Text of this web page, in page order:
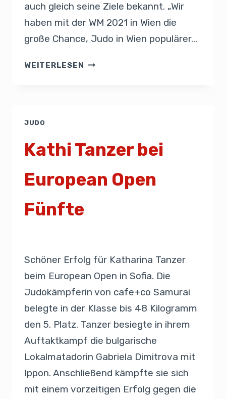
auch gleich seine Ziele bekannt. „Wir
haben mit der WM 2021 in Wien die
große Chance, Judo in Wien populärer…
WEITERLESEN
JUDO
Kathi Tanzer bei
European Open
Fünfte
Schöner Erfolg für Katharina Tanzer
beim European Open in Sofia. Die
Judokämpferin von cafe+co Samurai
belegte in der Klasse bis 48 Kilogramm
den 5. Platz. Tanzer besiegte in ihrem
Auftaktkampf die bulgarische
Lokalmatadorin Gabriela Dimitrova mit
Ippon. Anschließend kämpfte sie sich
mit einem vorzeitigen Erfolg gegen die